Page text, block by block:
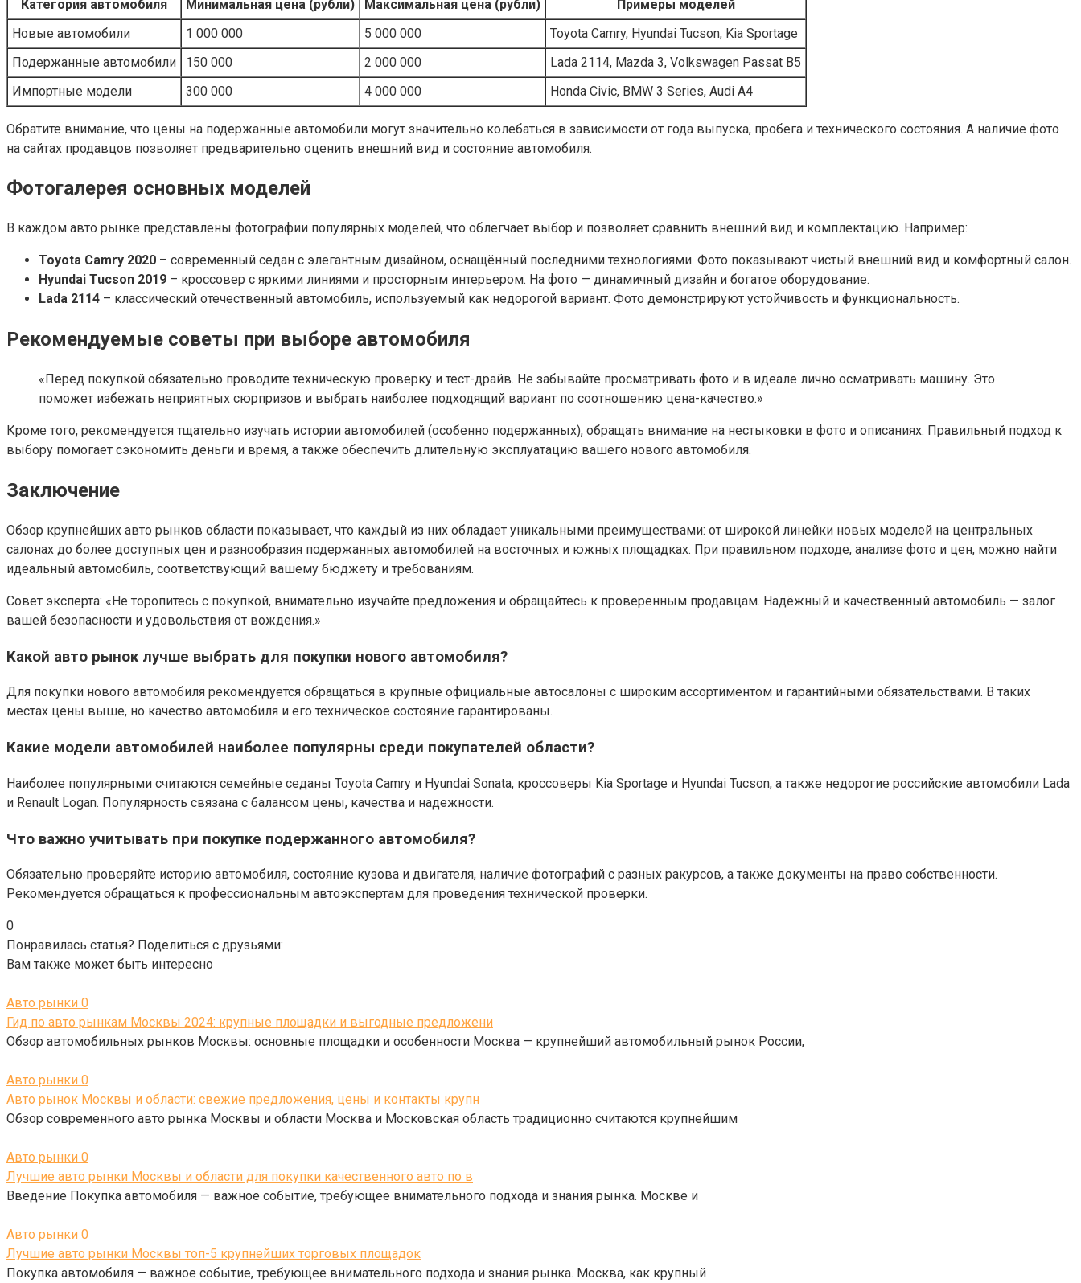
Категория автомобиля Минимальная цена (рубли) Максимальная цена (рубли)
Примеры моделей
Новые автомобили
1 000 000 5 000 000
Toyota Camry, Hyundai Tucson, Kia Sportage
Подержанные автомобили
150 000 2 000 000
Lada 2114, Mazda 3, Volkswagen Passat B5
Импортные модели
300 000 4 000 000 Honda Civic, BMW 3 Series, Audi A4
Обратите внимание, что цены на подержанные автомобили могут значительно колебаться в зависимости от года выпуска, пробега и технического состояния. А наличие фото
на сайтах продавцов позволяет предварительно оценить внешний вид и состояние автомобиля.
Фотогалерея основных моделей
В каждом авто рынке представлены фотографии популярных моделей, что облегчает выбор и позволяет сравнить внешний вид и комплектацию. Например:
Toyota Camry 2020 – современный седан с элегантным дизайном, оснащённый последними технологиями. Фото показывают чистый внешний вид и комфортный салон.
Hyundai Tucson 2019 – кроссовер с яркими линиями и просторным интерьером. На фото — динамичный дизайн и богатое оборудование.
Lada 2114 – классический отечественный автомобиль, используемый как недорогой вариант. Фото демонстрируют устойчивость и функциональность.
Рекомендуемые советы при выборе автомобиля
«Перед покупкой обязательно проводите техническую проверку и тест-драйв. Не забывайте просматривать фото и в идеале лично осматривать машину. Это
поможет избежать неприятных сюрпризов и выбрать наиболее подходящий вариант по соотношению цена-качество.»
Кроме того, рекомендуется тщательно изучать истории автомобилей (особенно подержанных), обращать внимание на нестыковки в фото и описаниях. Правильный подход к
выбору помогает сэкономить деньги и время, а также обеспечить длительную эксплуатацию вашего нового автомобиля.
Заключение
Обзор крупнейших авто рынков области показывает, что каждый из них обладает уникальными преимуществами: от широкой линейки новых моделей на центральных
салонах до более доступных цен и разнообразия подержанных автомобилей на восточных и южных площадках. При правильном подходе, анализе фото и цен, можно найти
идеальный автомобиль, соответствующий вашему бюджету и требованиям.
Совет эксперта: «Не торопитесь с покупкой, внимательно изучайте предложения и обращайтесь к проверенным продавцам. Надёжный и качественный автомобиль — залог
вашей безопасности и удовольствия от вождения.»
Какой авто рынок лучше выбрать для покупки нового автомобиля?
Для покупки нового автомобиля рекомендуется обращаться в крупные официальные автосалоны с широким ассортиментом и гарантийными обязательствами. В таких
местах цены выше, но качество автомобиля и его техническое состояние гарантированы.
Какие модели автомобилей наиболее популярны среди покупателей области?
Наиболее популярными считаются семейные седаны Toyota Camry и Hyundai Sonata, кроссоверы Kia Sportage и Hyundai Tucson, а также недорогие российские автомобили Lada
и Renault Logan. Популярность связана с балансом цены, качества и надежности.
Что важно учитывать при покупке подержанного автомобиля?
Обязательно проверяйте историю автомобиля, состояние кузова и двигателя, наличие фотографий с разных ракурсов, а также документы на право собственности.
Рекомендуется обращаться к профессиональным автоэкспертам для проведения технической проверки.
0
Понравилась статья? Поделиться с друзьями:
Вам также может быть интересно
Авто рынки 0
Гид по авто рынкам Москвы 2024: крупные площадки и выгодные предложени
Обзор автомобильных рынков Москвы: основные площадки и особенности Москва — крупнейший автомобильный рынок России,
Авто рынки 0
Авто рынок Москвы и области: свежие предложения, цены и контакты крупн
Обзор современного авто рынка Москвы и области Москва и Московская область традиционно считаются крупнейшим
Авто рынки 0
Лучшие авто рынки Москвы и области для покупки качественного авто по в
Введение Покупка автомобиля — важное событие, требующее внимательного подхода и знания рынка. Москве и
Авто рынки 0
Лучшие авто рынки Москвы топ-5 крупнейших торговых площадок
Покупка автомобиля — важное событие, требующее внимательного подхода и знания рынка. Москва, как крупный